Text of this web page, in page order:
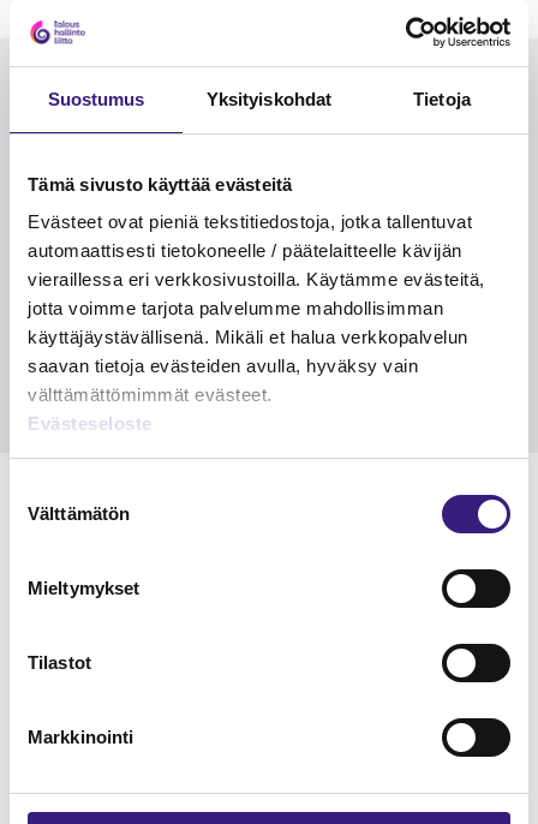
Suostumus Yksityiskohdat Tietoja
Tämä sivusto käyttää evästeitä
Evästeet ovat pieniä tekstitiedostoja, jotka tallentuvat
automaattisesti tietokoneelle / päätelaitteelle kävijän
vieraillessa eri verkkosivustoilla. Käytämme evästeitä,
jotta voimme tarjota palvelumme mahdollisimman
käyttäjäystävällisenä. Mikäli et halua verkkopalvelun
saavan tietoja evästeiden avulla, hyväksy vain
välttämättömimmät evästeet.
Evästeseloste
valinta
Välttämätön
Mieltymykset
Tilastot
Markkinointi
Luetuimmat
VEROTUS
Kulu­veloitukset arvon­lisä­
verotuksessa – omien kulujen
veloitus, kulujen edelleen­
veloitus ja läpi­laskutus
Petri Salomaa